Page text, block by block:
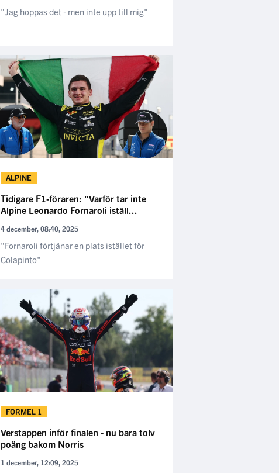
"Jag hoppas det - men inte upp till mig"
ALPINE
Tidigare F1-föraren: "Varför tar inte
Alpine Leonardo Fornaroli iställ...
4 december, 08:40, 2025
"Fornaroli förtjänar en plats istället för
Colapinto"
FORMEL 1
Verstappen inför finalen - nu bara tolv
poäng bakom Norris
1 december, 12:09, 2025